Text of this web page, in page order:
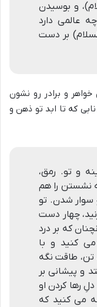
و بوسیدن
عالمی دارد
بر دست
خواهر و برادر رو نشون
که تا ابد تو ذهن و
و تو. رمق،
نشستن را هم
سوار شدن. تو
چهار دست
که بر درد
می کنید و با
طاقت نگه
و پیشانی بر
رها کردن او
می کنید که